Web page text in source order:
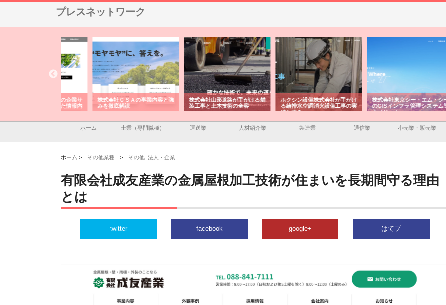
プレスネットワーク
株式会社ＣＳＡの事業内容と強
みを徹底解説
株式会社山形道路が手がける舗
装工事と土木技術の全容
ホクシン設備株式会社が手がけ
る給排水空調消火設備工事の実
績と強み
株式会社東京シー・エム・シー
のGISインフラ管理システム導
入メリット
株
か
由
ホーム 士業（専門職種） 運送業 人材紹介業 製造業 通信業 小売業・販売業
ホーム > その他業種 > その他_法人・企業
有限会社成友産業の金属屋根加工技術が住まいを長期間守る理由
とは
twitter facebook google+ はてブ